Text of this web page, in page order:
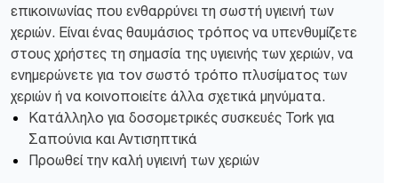
επικοινωνίας που ενθαρρύνει τη σωστή υγιεινή των
χεριών. Είναι ένας θαυμάσιος τρόπος να υπενθυμίζετε
στους χρήστες τη σημασία της υγιεινής των χεριών, να
ενημερώνετε για τον σωστό τρόπο πλυσίματος των
χεριών ή να κοινοποιείτε άλλα σχετικά μηνύματα.
Κατάλληλο για δοσομετρικές συσκευές Tork για
Σαπούνια και Αντισηπτικά
Προωθεί την καλή υγιεινή των χεριών